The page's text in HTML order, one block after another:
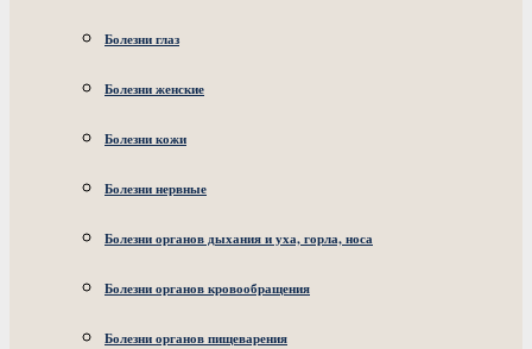
Болезни глаз
Болезни женские
Болезни кожи
Болезни нервные
Болезни органов дыхания и уха, горла, носа
Болезни органов кровообращения
Болезни органов пищеварения